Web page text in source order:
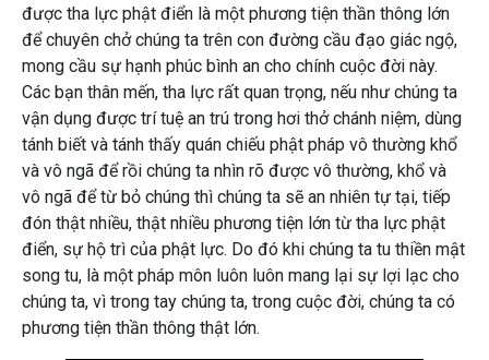
được tha lực phật điển là một phương tiện thần thông lớn
để chuyên chở chúng ta trên con đường cầu đạo giác ngộ,
mong cầu sự hạnh phúc bình an cho chính cuộc đời này.
Các bạn thân mến, tha lực rất quan trọng, nếu như chúng ta
vận dụng được trí tuệ an trú trong hơi thở chánh niệm, dùng
tánh biết và tánh thấy quán chiếu phật pháp vô thường khổ
và vô ngã để rồi chúng ta nhìn rõ được vô thường, khổ và
vô ngã để từ bỏ chúng thì chúng ta sẽ an nhiên tự tại, tiếp
đón thật nhiều, thật nhiều phương tiện lớn từ tha lực phật
điển, sự hộ trì của phật lực. Do đó khi chúng ta tu thiền mật
song tu, là một pháp môn luôn luôn mang lại sự lợi lạc cho
chúng ta, vì trong tay chúng ta, trong cuộc đời, chúng ta có
phương tiện thần thông thật lớn.